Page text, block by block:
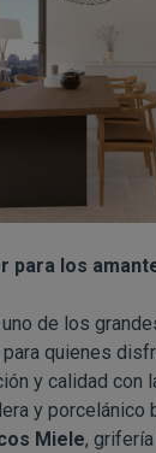
para los
de los
quienes
y calidad con
y porcelánico
Miele,